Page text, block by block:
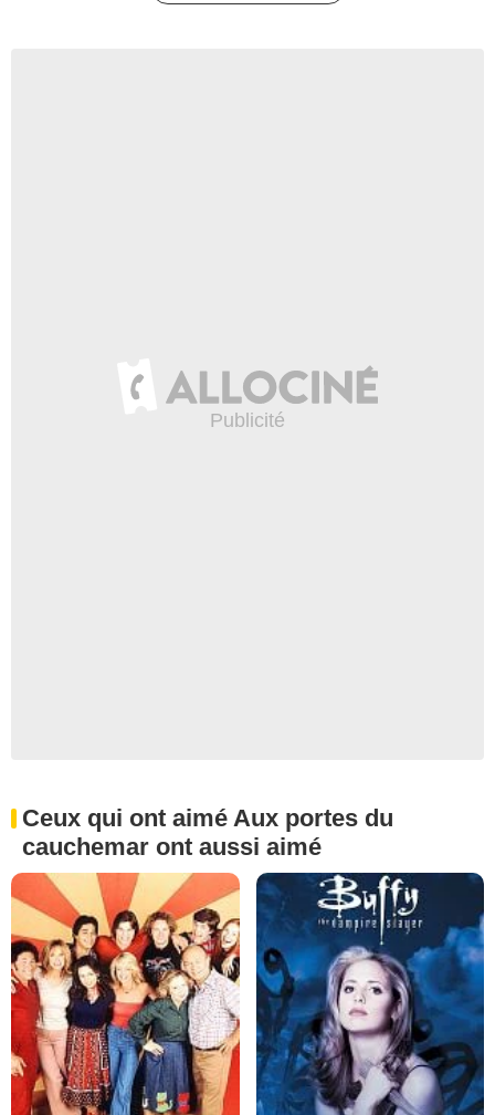
Ceux qui ont aimé Aux portes du
cauchemar ont aussi aimé